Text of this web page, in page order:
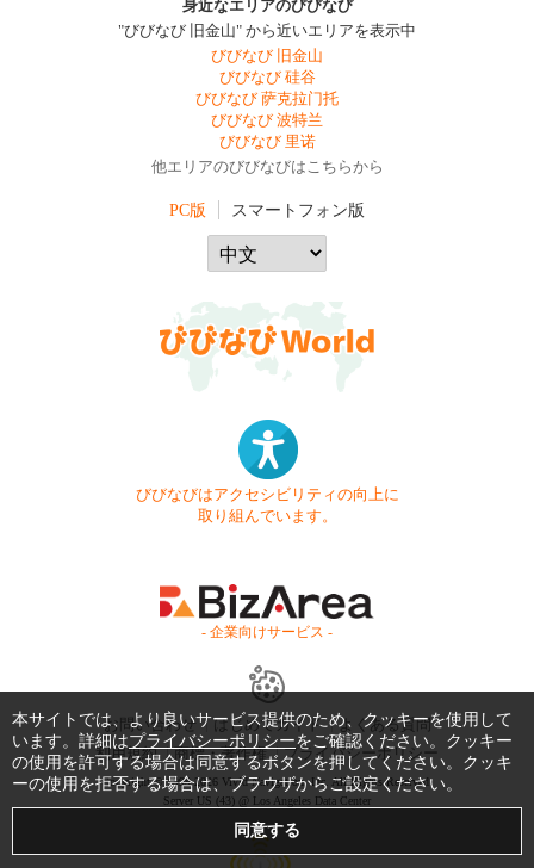
身近なエリアのびびなび
"びびなび 旧金山" から近いエリアを表示中
びびなび 旧金山
びびなび 硅谷
びびなび 萨克拉门托
びびなび 波特兰
びびなび 里诺
他エリアのびびなびはこちらから
PC版 スマートフォン版
びびなびはアクセシビリティの向上に
取り組んでいます。
- 企業向けサービス -
お問い合わせ はじめてガイド
よくある質問
利用規約
商標・著作権 プライバシーポリシー
Copyright © 1999-2026 Vivid Navigation, Inc. All Rights Reserved.
Server US (43) @ Los Angeles Data Center
本サイトでは、より良いサービス提供のため、クッキーを使用して
います。詳細はプライバシーポリシーをご確認ください。クッキー
の使用を許可する場合は同意するボタンを押してください。クッキ
ーの使用を拒否する場合は、ブラウザからご設定ください。